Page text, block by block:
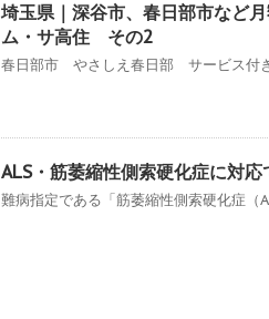
埼玉県｜深谷市、春日部市など
ム・サ高住 その2
春日部市 やさしえ春日部 サービス付
ALS・筋萎縮性側索硬化症に対
難病指定である「筋萎縮性側索硬化症（